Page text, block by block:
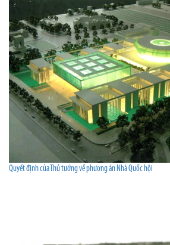
Quyết định của Thủ tướng về phương án Nhà Quốc hội